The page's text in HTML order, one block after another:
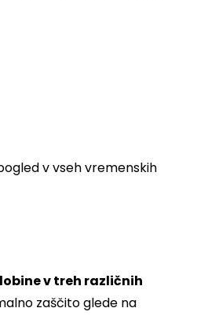
v vseh vremenskih
v treh različnih
zaščito glede na